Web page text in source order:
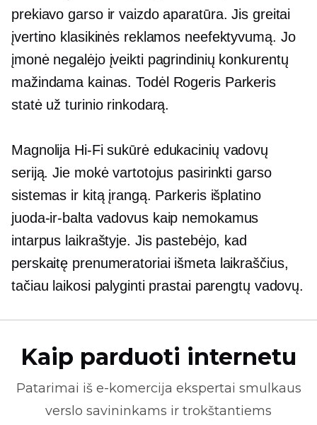
prekiavo garso ir vaizdo aparatūra. Jis greitai
įvertino klasikinės reklamos neefektyvumą. Jo
įmonė negalėjo įveikti pagrindinių konkurentų
mažindama kainas. Todėl Rogeris Parkeris
statė už turinio rinkodarą.
Magnolija Hi-Fisukūrė edukacinių vadovų
seriją. Jie mokė vartotojus pasirinkti garso
sistemas ir kitą įrangą. Parkeris išplatino
juoda-ir-baltavadovus kaip nemokamus
intarpus laikraštyje. Jis pastebėjo, kad
perskaitę prenumeratoriai išmeta laikraščius,
tačiau laikosi palyginti prastai parengtų vadovų.
Kaip parduoti internetu
Patarimai iš e-komercija ekspertai smulkaus
verslo savininkams ir trokštantiems